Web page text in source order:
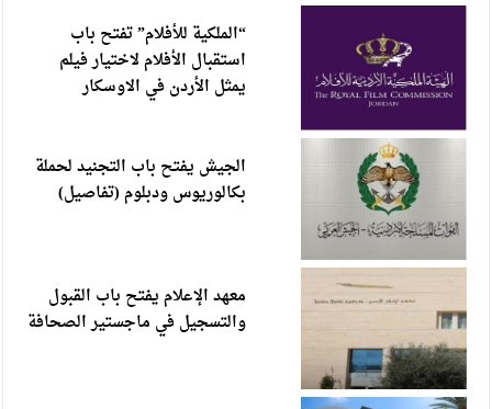
مسرحية" المدعو صدفة" من البحرين تحصد جوائز مهرجان المونودراما
المسرحي الرابع
الجيش يفتح باب التجنيد لحملة البكالوريوس في الحقوق والقانون
إدارة الترخيص تطلق خدمة حجز مواعيد الفحص العملي إلكترونيا
اعتبارا من الأحد
الملك: ضرورة اتخاذ موقف عربي وإسلامي موحد لوقف الإجراءات
أجواء صيفية عادية في أغلب المناطق حتى الأحد
“الملكية للأفلام” تفتح باب
استقبال الأفلام لاختيار فيلم
يمثل الأردن في الاوسكار
الجيش يفتح باب التجنيد لحملة
بكالوريوس ودبلوم (تفاصيل)
معهد الإعلام يفتح باب القبول
والتسجيل في ماجستير الصحافة